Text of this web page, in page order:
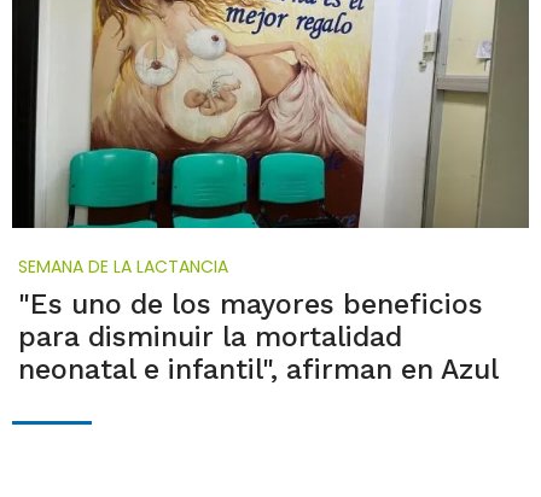
SEMANA DE LA LACTANCIA
"Es uno de los mayores beneficios
para disminuir la mortalidad
neonatal e infantil", afirman en Azul